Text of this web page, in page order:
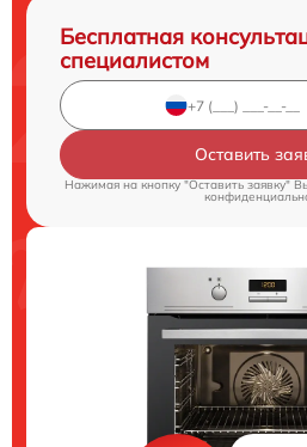
Бесплатная
специалистом
Оставить
Нажимая на кнопку "Оставить заявку"